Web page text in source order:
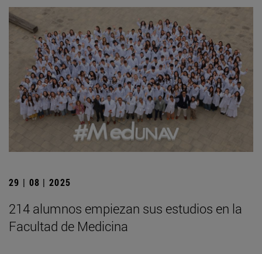
29 | 08 | 2025
214 alumnos empiezan sus estudios en la
Facultad de Medicina